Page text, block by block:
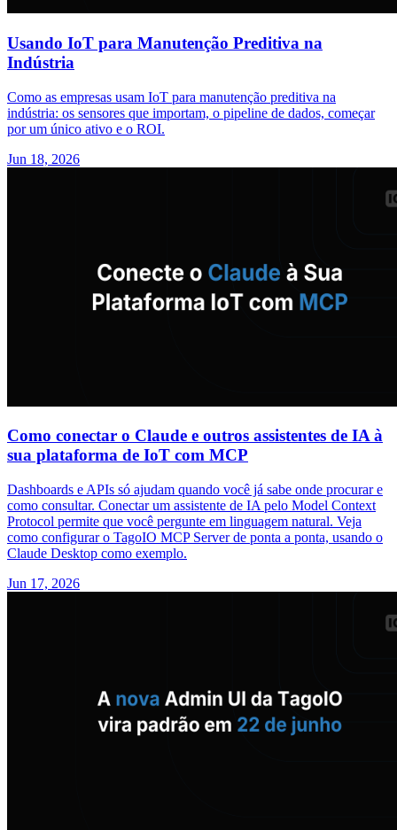
Usando IoT para Manutenção Preditiva na
Indústria
Como as empresas usam IoT para manutenção preditiva na
indústria: os sensores que importam, o pipeline de dados, começar
por um único ativo e o ROI.
Jun 18, 2026
Como conectar o Claude e outros assistentes de IA à
sua plataforma de IoT com MCP
Dashboards e APIs só ajudam quando você já sabe onde procurar e
como consultar. Conectar um assistente de IA pelo Model Context
Protocol permite que você pergunte em linguagem natural. Veja
como configurar o TagoIO MCP Server de ponta a ponta, usando o
Claude Desktop como exemplo.
Jun 17, 2026